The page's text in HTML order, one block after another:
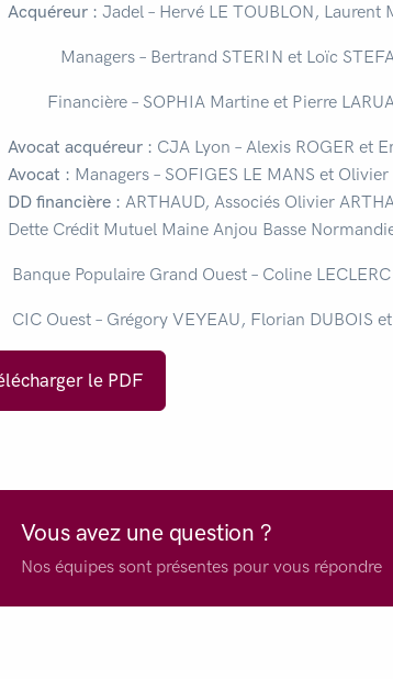
Acquéreur : Jadel – Hervé LE TOUBLON,
– Bertrand STERIN et Loïc
– SOPHIA Martine et Pierre
Avocat acquéreur : CJA Lyon – Alexis ROGER et
Avocat : Managers – SOFIGES LE MANS et
DD financière : ARTHAUD, Associés Olivier
Dette Crédit Mutuel Maine Anjou Basse
Populaire Grand Ouest – Coline LECLERC
Ouest – Grégory VEYEAU, Florian DUBOIS et
le PDF
Vous avez une question ?
Nos équipes sont présentes pour vous répondre